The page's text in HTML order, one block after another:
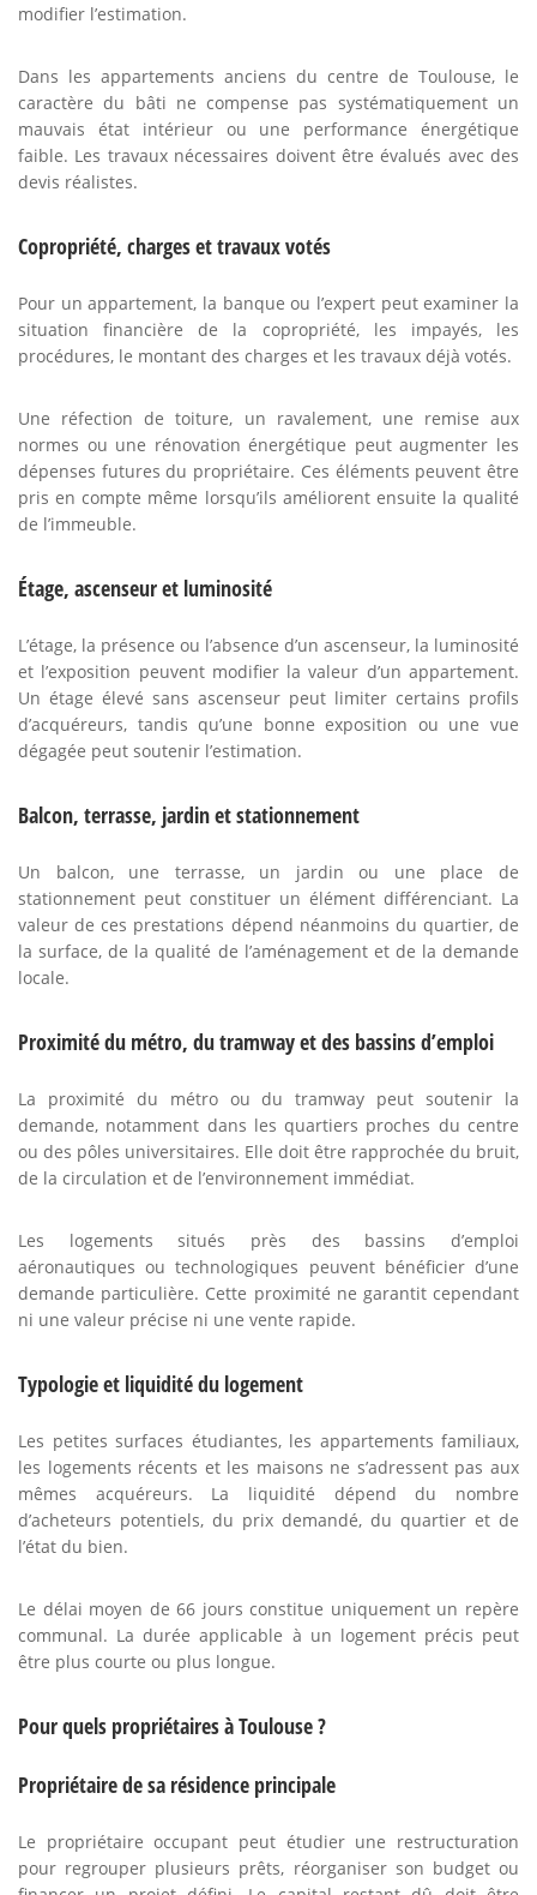
modifier l’estimation.
Dans les appartements anciens du centre de Toulouse, le
caractère du bâti ne compense pas systématiquement un
mauvais état intérieur ou une performance énergétique
faible. Les travaux nécessaires doivent être évalués avec des
devis réalistes.
Copropriété, charges et travaux votés
Pour un appartement, la banque ou l’expert peut examiner la
situation financière de la copropriété, les impayés, les
procédures, le montant des charges et les travaux déjà votés.
Une réfection de toiture, un ravalement, une remise aux
normes ou une rénovation énergétique peut augmenter les
dépenses futures du propriétaire. Ces éléments peuvent être
pris en compte même lorsqu’ils améliorent ensuite la qualité
de l’immeuble.
Étage, ascenseur et luminosité
L’étage, la présence ou l’absence d’un ascenseur, la luminosité
et l’exposition peuvent modifier la valeur d’un appartement.
Un étage élevé sans ascenseur peut limiter certains profils
d’acquéreurs, tandis qu’une bonne exposition ou une vue
dégagée peut soutenir l’estimation.
Balcon, terrasse, jardin et stationnement
Un balcon, une terrasse, un jardin ou une place de
stationnement peut constituer un élément différenciant. La
valeur de ces prestations dépend néanmoins du quartier, de
la surface, de la qualité de l’aménagement et de la demande
locale.
Proximité du métro, du tramway et des bassins d’emploi
La proximité du métro ou du tramway peut soutenir la
demande, notamment dans les quartiers proches du centre
ou des pôles universitaires. Elle doit être rapprochée du bruit,
de la circulation et de l’environnement immédiat.
Les logements situés près des bassins d’emploi
aéronautiques ou technologiques peuvent bénéficier d’une
demande particulière. Cette proximité ne garantit cependant
ni une valeur précise ni une vente rapide.
Typologie et liquidité du logement
Les petites surfaces étudiantes, les appartements familiaux,
les logements récents et les maisons ne s’adressent pas aux
mêmes acquéreurs. La liquidité dépend du nombre
d’acheteurs potentiels, du prix demandé, du quartier et de
l’état du bien.
Le délai moyen de 66 jours constitue uniquement un repère
communal. La durée applicable à un logement précis peut
être plus courte ou plus longue.
Pour quels propriétaires à Toulouse ?
Propriétaire de sa résidence principale
Le propriétaire occupant peut étudier une restructuration
pour regrouper plusieurs prêts, réorganiser son budget ou